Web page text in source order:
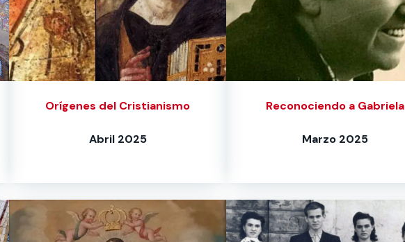
Orígenes del Cristianismo
Abril 2025
Reconociendo a Gabriela
Marzo 2025